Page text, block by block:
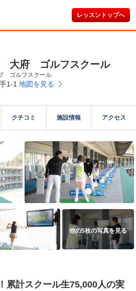
レッスントップへ
大府 ゴルフスクール
　ゴルフスクール
1-1 地図を見る
クチコミ 施設情報 アクセス
他の5枚の写真を見る
累計スクール生75,000人の実